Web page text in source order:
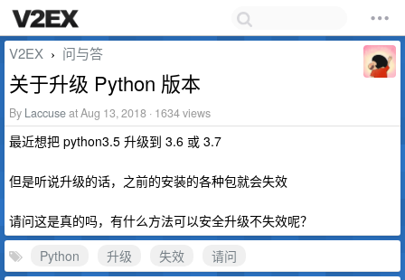
V2EX › 问与答
关于升级 Python 版本
By Laccuseat Aug 13, 2018 · 1634 views
最近想把 python3.5 升级到 3.6 或 3.7
但是听说升级的话，之前的安装的各种包就会失效
请问这是真的吗，有什么方法可以安全升级不失效呢？
Python
升级 失效
请问